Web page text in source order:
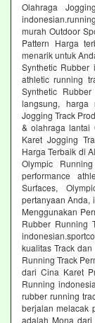
Olahraga
murah Outdoor
Pattern Harga
menarik untuk
Synthetic Rubber
athletic running
Synthetic
langsung,
Jogging Track
& olahraga lantai
Karet Jogging
Harga Terbaik di
Olympic
performance
Surfaces,
pertanyaan Anda,
Menggunakan
Rubber Running
kualitas Track
Running Track
dari Cina Karet
Running
rubber running
berjalan melacak
adalah Mona